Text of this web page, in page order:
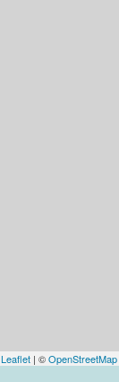
Leaflet | ©OpenStreetMap